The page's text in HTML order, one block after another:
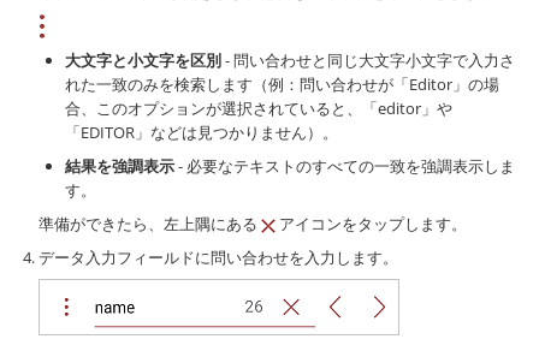
大文字と小文字を区別- 問い合わせと同じ大文字小文字で入力さ
れた一致のみを検索します（例：問い合わせが「Editor」の場
合、このオプションが選択されていると、「editor」や
「EDITOR」などは見つかりません）。
結果を強調表示- 必要なテキストのすべての一致を強調表示しま
す。
準備ができたら、左上隅にある
アイコンをタップします。
データ入力フィールドに問い合わせを入力します。